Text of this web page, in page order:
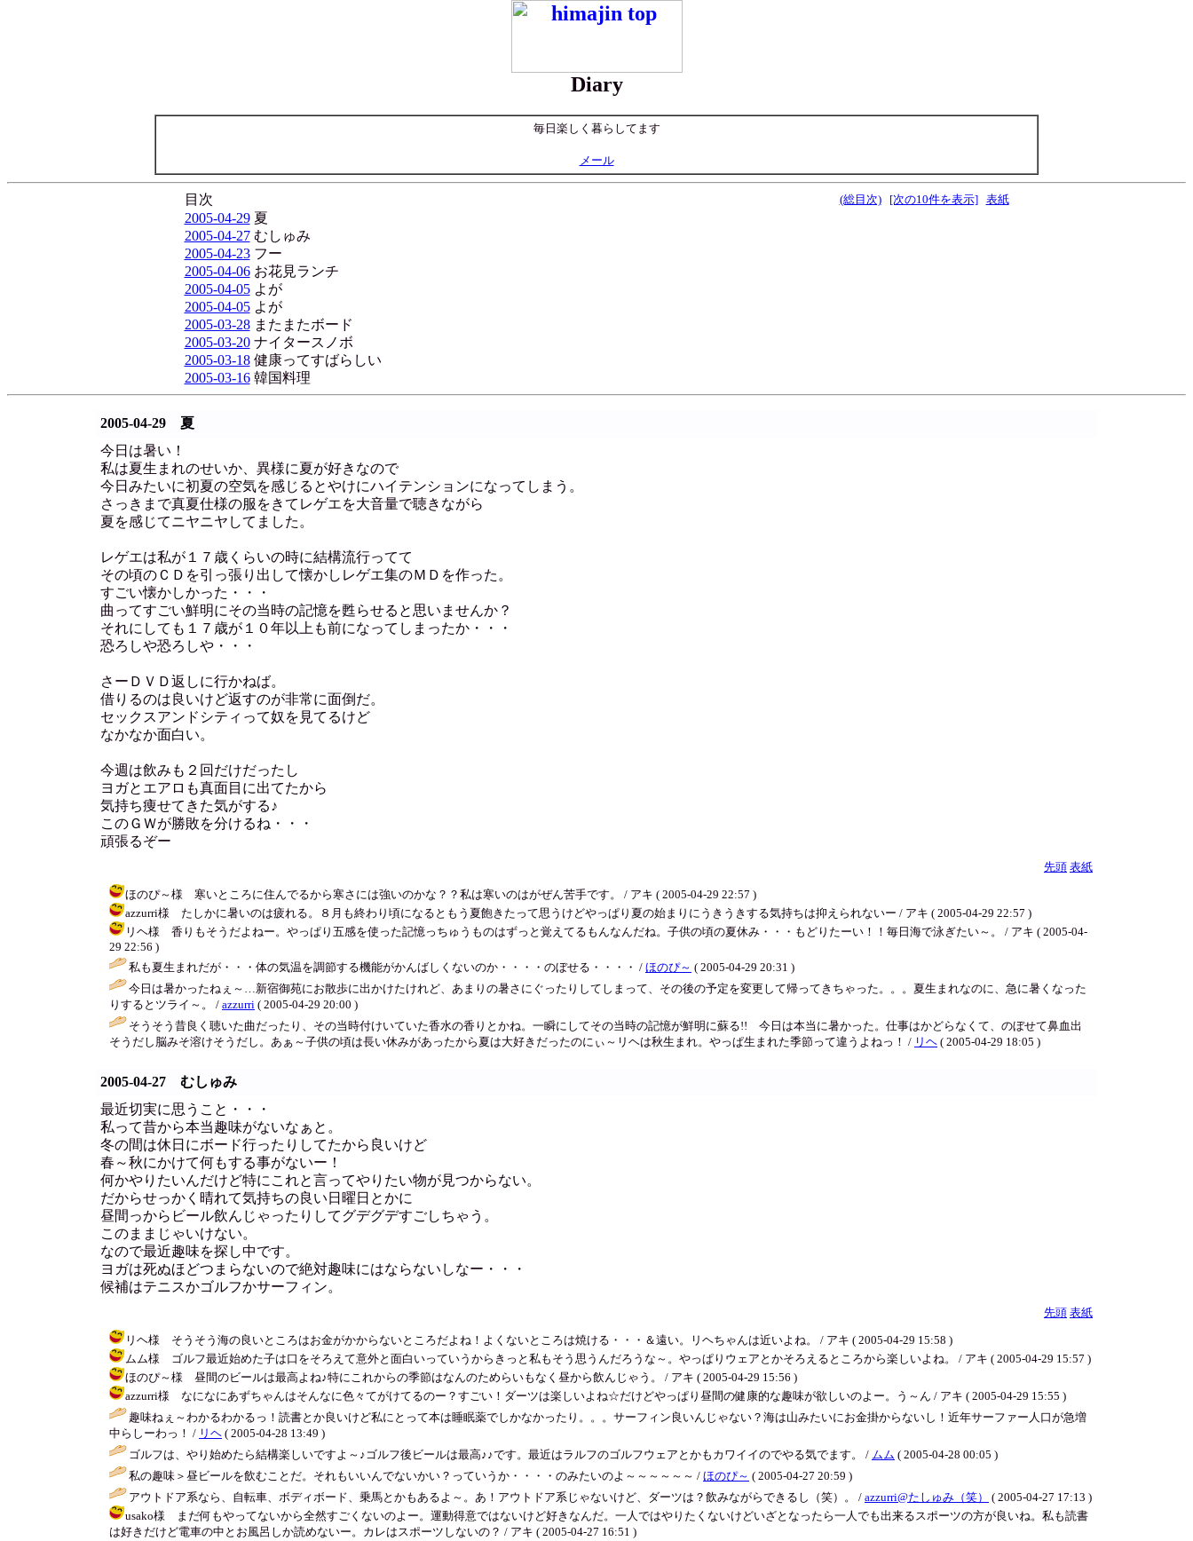
Diary
毎日楽しく暮らしてます
メール
目次 (総目次) [次の10件を表示] 表紙
2005-04-29夏
2005-04-27むしゅみ
2005-04-23フー
2005-04-06お花見ランチ
2005-04-05よが
2005-04-05よが
2005-03-28またまたボード
2005-03-20ナイタースノボ
2005-03-18健康ってすばらしい
2005-03-16韓国料理
2005-04-29 夏
今日は暑い！
私は夏生まれのせいか、異様に夏が好きなので
今日みたいに初夏の空気を感じるとやけにハイテンションになってしまう。
さっきまで真夏仕様の服をきてレゲエを大音量で聴きながら
夏を感じてニヤニヤしてました。
レゲエは私が１７歳くらいの時に結構流行ってて
その頃のＣＤを引っ張り出して懐かしレゲエ集のＭＤを作った。
すごい懐かしかった・・・
曲ってすごい鮮明にその当時の記憶を甦らせると思いませんか？
それにしても１７歳が１０年以上も前になってしまったか・・・
恐ろしや恐ろしや・・・
さーＤＶＤ返しに行かねば。
借りるのは良いけど返すのが非常に面倒だ。
セックスアンドシティって奴を見てるけど
なかなか面白い。
今週は飲みも２回だけだったし
ヨガとエアロも真面目に出てたから
気持ち痩せてきた気がする♪
このＧＷが勝敗を分けるね・・・
頑張るぞー
先頭 表紙
ほのぴ～様 寒いところに住んでるから寒さには強いのかな？？私は寒いのはがぜん苦手です。 / アキ ( 2005-04-29 22:57 )
azzurri様 たしかに暑いのは疲れる。８月も終わり頃になるともう夏飽きたって思うけどやっぱり夏の始まりにうきうきする気持ちは抑えられないー / アキ ( 2005-04-29 22:57 )
リヘ様 香りもそうだよねー。やっぱり五感を使った記憶っちゅうものはずっと覚えてるもんなんだね。子供の頃の夏休み・・・もどりたーい！！毎日海で泳ぎたい～。 / アキ ( 2005-04-
29 22:56 )
私も夏生まれだが・・・体の気温を調節する機能がかんばしくないのか・・・・のぼせる・・・・ / ほのぴ～ ( 2005-04-29 20:31 )
今日は暑かったねぇ～…新宿御苑にお散歩に出かけたけれど、あまりの暑さにぐったりしてしまって、その後の予定を変更して帰ってきちゃった。。。夏生まれなのに、急に暑くなった
りするとツライ～。 / azzurri ( 2005-04-29 20:00 )
そうそう昔良く聴いた曲だったり、その当時付けいていた香水の香りとかね。一瞬にしてその当時の記憶が鮮明に蘇る!! 今日は本当に暑かった。仕事はかどらなくて、のぼせて鼻血出
そうだし脳みそ溶けそうだし。あぁ～子供の頃は長い休みがあったから夏は大好きだったのにぃ～リヘは秋生まれ。やっぱ生まれた季節って違うよねっ！ / リヘ ( 2005-04-29 18:05 )
2005-04-27 むしゅみ
最近切実に思うこと・・・
私って昔から本当趣味がないなぁと。
冬の間は休日にボード行ったりしてたから良いけど
春～秋にかけて何もする事がないー！
何かやりたいんだけど特にこれと言ってやりたい物が見つからない。
だからせっかく晴れて気持ちの良い日曜日とかに
昼間っからビール飲んじゃったりしてグデグデすごしちゃう。
このままじゃいけない。
なので最近趣味を探し中です。
ヨガは死ぬほどつまらないので絶対趣味にはならないしなー・・・
候補はテニスかゴルフかサーフィン。
先頭 表紙
リヘ様 そうそう海の良いところはお金がかからないところだよね！よくないところは焼ける・・・＆遠い。リヘちゃんは近いよね。 / アキ ( 2005-04-29 15:58 )
ムム様 ゴルフ最近始めた子は口をそろえて意外と面白いっていうからきっと私もそう思うんだろうな～。やっぱりウェアとかそろえるところから楽しいよね。 / アキ ( 2005-04-29 15:57 )
ほのぴ～様 昼間のビールは最高よね♪特にこれからの季節はなんのためらいもなく昼から飲んじゃう。 / アキ ( 2005-04-29 15:56 )
azzurri様 なになにあずちゃんはそんなに色々てがけてるのー？すごい！ダーツは楽しいよね☆だけどやっぱり昼間の健康的な趣味が欲しいのよー。う～ん / アキ ( 2005-04-29 15:55 )
趣味ねぇ～わかるわかるっ！読書とか良いけど私にとって本は睡眠薬でしかなかったり。。。サーフィン良いんじゃない？海は山みたいにお金掛からないし！近年サーファー人口が急増
中らしーわっ！ / リヘ ( 2005-04-28 13:49 )
ゴルフは、やり始めたら結構楽しいですよ～♪ゴルフ後ビールは最高♪♪です。最近はラルフのゴルフウェアとかもカワイイのでやる気でます。 / ムム ( 2005-04-28 00:05 )
私の趣味＞昼ビールを飲むことだ。それもいいんでないかい？っていうか・・・・のみたいのよ～～～～～～ / ほのぴ～ ( 2005-04-27 20:59 )
アウトドア系なら、自転車、ボディボード、乗馬とかもあるよ～。あ！アウトドア系じゃないけど、ダーツは？飲みながらできるし（笑）。 / azzurri@たしゅみ（笑）
( 2005-04-27 17:13 )
usako様 まだ何もやってないから全然すごくないのよー。運動得意ではないけど好きなんだ。一人ではやりたくないけどいざとなったら一人でも出来るスポーツの方が良いね。私も読書
は好きだけど電車の中とお風呂しか読めないー。カレはスポーツしないの？ / アキ ( 2005-04-27 16:51 )